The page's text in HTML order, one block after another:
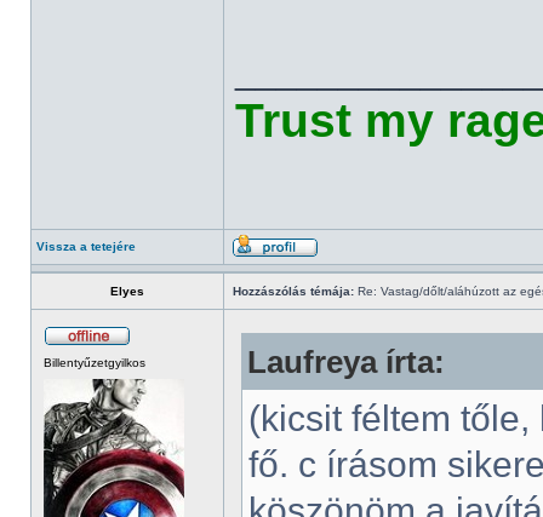
Trust my
Vissza a tetejére
Elyes Hozzászólás témája: Re: Vastag/dőlt/aláhúzott az
Billentyűzetgyilkos Laufreya írta:
(kicsit féltem
fő. c írásom